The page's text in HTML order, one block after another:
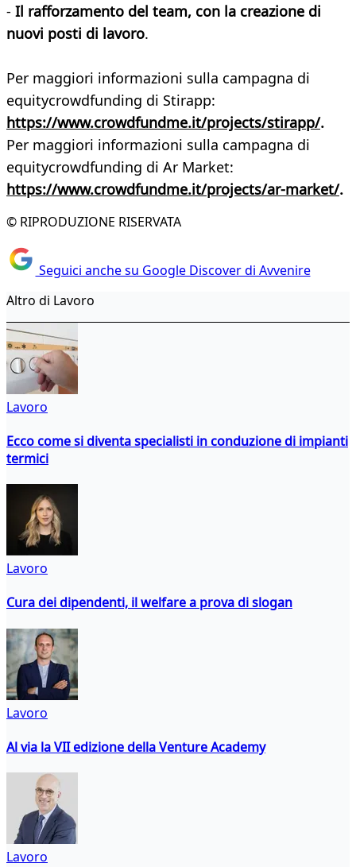
- Il rafforzamento del team, con la creazione di
nuovi posti di lavoro.
Per maggiori informazioni sulla campagna di
equitycrowdfunding di Stirapp:
https://www.crowdfundme.it/projects/stirapp/.
Per maggiori informazioni sulla campagna di
equitycrowdfunding di Ar Market:
https://www.crowdfundme.it/projects/ar-market/.
© RIPRODUZIONE RISERVATA
Seguici anche su Google Discover di Avvenire
Altro di Lavoro
Lavoro
Ecco come si diventa specialisti in conduzione di impianti
termici
Lavoro
Cura dei dipendenti, il welfare a prova di slogan
Lavoro
Al via la VII edizione della Venture Academy
Lavoro